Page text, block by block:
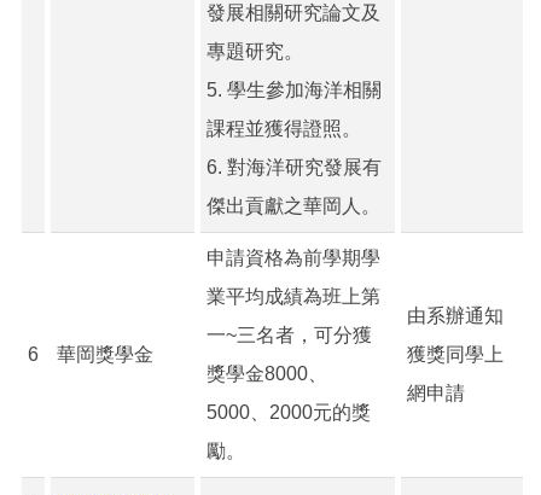
發展相關研究論文及
專題研究。
5. 學生參加海洋相關
課程並獲得證照。
6. 對海洋研究發展有
傑出貢獻之華岡人。
6 華岡獎學金
申請資格為前學期學
業平均成績為班上第
一~三名者，可分獲
獎學金8000、
5000、2000元的獎
勵。
由系辦通知
獲獎同學上
網申請